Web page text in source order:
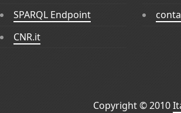
SPARQL Endpoint
CNR.it
Copyright © 2010